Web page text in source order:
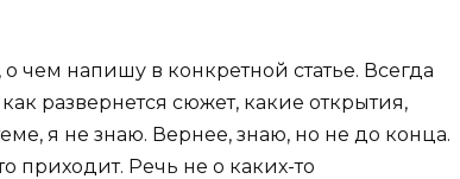
чем напишу в конкретной статье. Всегда
развернется сюжет, какие открытия,
я не знаю. Вернее, знаю, но не до конца.
приходит. Речь не о каких-то